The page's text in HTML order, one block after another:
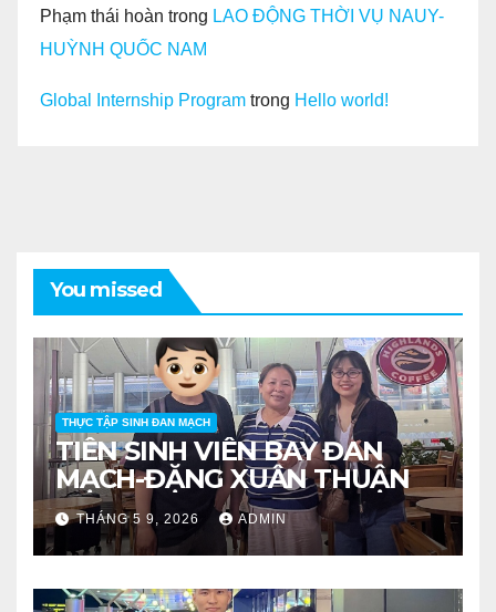
Phạm thái hoàn trong LAO ĐỘNG THỜI VỤ NAUY-
HUỲNH QUỐC NAM
Global Internship Program trong Hello world!
You missed
THỰC TẬP SINH ĐAN MẠCH
TIỄN SINH VIÊN BAY ĐAN
MẠCH-ĐẶNG XUÂN THUẬN
THÁNG 5 9, 2026 ADMIN